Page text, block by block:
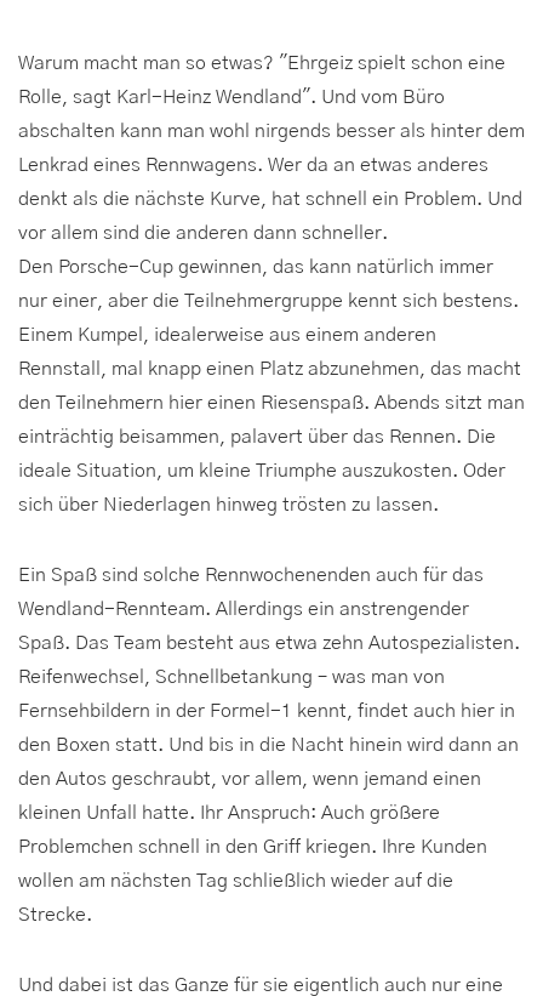
Warum macht man so etwas? "Ehrgeiz spielt schon eine
Rolle, sagt Karl-Heinz Wendland". Und vom Büro
abschalten kann man wohl nirgends besser als hinter dem
Lenkrad eines Rennwagens. Wer da an etwas anderes
denkt als die nächste Kurve, hat schnell ein Problem. Und
vor allem sind die anderen dann schneller.
Den Porsche-Cup gewinnen, das kann natürlich immer
nur einer, aber die Teilnehmergruppe kennt sich bestens.
Einem Kumpel, idealerweise aus einem anderen
Rennstall, mal knapp einen Platz abzunehmen, das macht
den Teilnehmern hier einen Riesenspaß. Abends sitzt man
einträchtig beisammen, palavert über das Rennen. Die
ideale Situation, um kleine Triumphe auszukosten. Oder
sich über Niederlagen hinweg trösten zu lassen.
Ein Spaß sind solche Rennwochenenden auch für das
Wendland-Rennteam. Allerdings ein anstrengender
Spaß. Das Team besteht aus etwa zehn Autospezialisten.
Reifenwechsel, Schnellbetankung – was man von
Fernsehbildern in der Formel-1 kennt, findet auch hier in
den Boxen statt. Und bis in die Nacht hinein wird dann an
den Autos geschraubt, vor allem, wenn jemand einen
kleinen Unfall hatte. Ihr Anspruch: Auch größere
Problemchen schnell in den Griff kriegen. Ihre Kunden
wollen am nächsten Tag schließlich wieder auf die
Strecke.
Und dabei ist das Ganze für sie eigentlich auch nur eine